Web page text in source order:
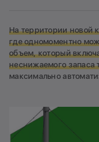
На территории новой
где одномоментно
объем, который
неснижаемого запаса
максимально